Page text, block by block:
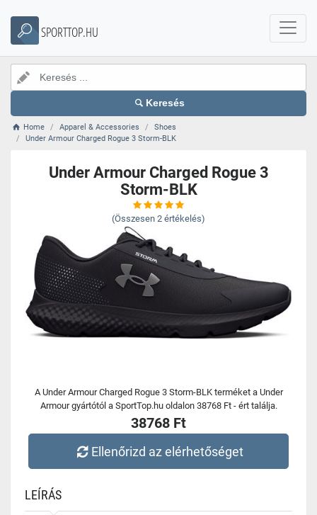
SPORTTOP.HU
Keresés
Home Apparel & Accessories
Shoes
Under Armour Charged Rogue 3 Storm-BLK
Under Armour Charged Rogue 3
Storm-BLK
(Összesen 2 értékelés)
A Under Armour Charged Rogue 3 Storm-BLK terméket a Under
Armour gyártótól a SportTop.hu oldalon 38768 Ft - ért találja.
38768 Ft
Ellenőrizd az elérhetőséget
LEÍRÁS